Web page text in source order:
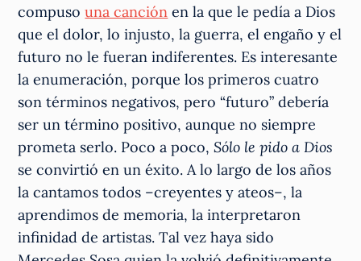
compusouna canción en la que le pedía a Dios
que el dolor, lo injusto, la guerra, el engaño y el
futuro no le fueran indiferentes. Es interesante
la enumeración, porque los primeros cuatro
son términos negativos, pero “futuro” debería
ser un término positivo, aunque no siempre
prometa serlo. Poco a poco,Sólo le pido a Dios
se convirtió en un éxito. A lo largo de los años
la cantamos todos –creyentes y ateos–, la
aprendimos de memoria, la interpretaron
infinidad de artistas. Tal vez haya sido